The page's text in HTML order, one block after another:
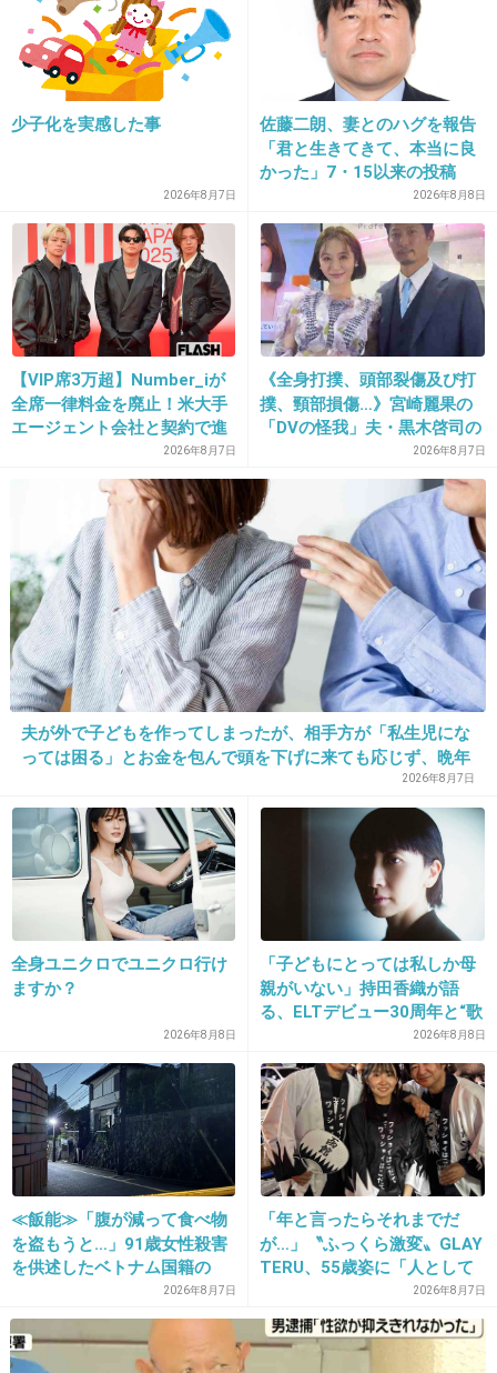
おっ、前にあった似たトピがとっても面白かっ
たのでこのトピも期待♩
+22
2013/06/10(月) 12:16:08
光る砂浜は夜光虫かな？
子供の頃に千葉で見たことあります！とっても
綺麗で幻想的だったのを覚えています。
+21
11. 匿名 2013/06/10(月) 12:16:12
8. ウユニ塩湖
出典：livedoor.blogimg.jp
ここ有名だけど本当に綺麗だよね～
いつか行ってみたいなあ
+154 -1
どこも素敵！
光る砂浜は何で光ってるんだろう？
13. 匿名2013/06/10(月) 12:16:34
私はオーロラが見てみたいです。
+64 -2
14. 匿名2013/06/10(月) 12:16:44
やっぱ青の洞窟
+40 -2
15. 匿名2013/06/10(月) 12:17:05
少子化を実感した事
2026年8月7日
佐藤二朗、妻とのハグを報告
「君と生きてきて、本当に良
かった」7・15以来の投稿
「文〇砲より遥かに威力は弱
いが…」
2026年8月8日
【VIP席3万超】Number_iが
全席一律料金を廃止！米大手
エージェント会社と契約で進
2026年8月7日
《全身打撲、頭部裂傷及び打
撲、頸部損傷…》宮崎麗果の
「DVの怪我」夫・黒木啓司の
逮捕で始まる「夫婦の闘争」
2026年8月7日
夫が外で子どもを作ってしまったが、相手方が「私生児にな
っては困る」とお金を包んで頭を下げに来ても応じず、晩年
まで離婚に応じなかった親戚の話→「一生復讐になる」「こ
れ本人幸せなの？」
2026年8月7日
全身ユニクロでユニクロ行け
ますか？
2026年8月8日
「子どもにとっては私しか母
親がいない」持田香織が語
る、ELTデビュー30周年と“歌
手”よりも大切にしたかった時
間
2026年8月8日
≪飯能≫「腹が減って食べ物
を盗もうと…」91歳女性殺害
を供述したベトナム国籍の
男、在留資格なし…奪った車
で“3台追突”の逃走劇
2026年8月7日
「年と言ったらそれまでだ
が…」〝ふっくら激変〟GLAY
TERU、55歳姿に「人として
好きすぎる」「TERUさんに
は見えない」「分からなかっ
た」
2026年8月7日